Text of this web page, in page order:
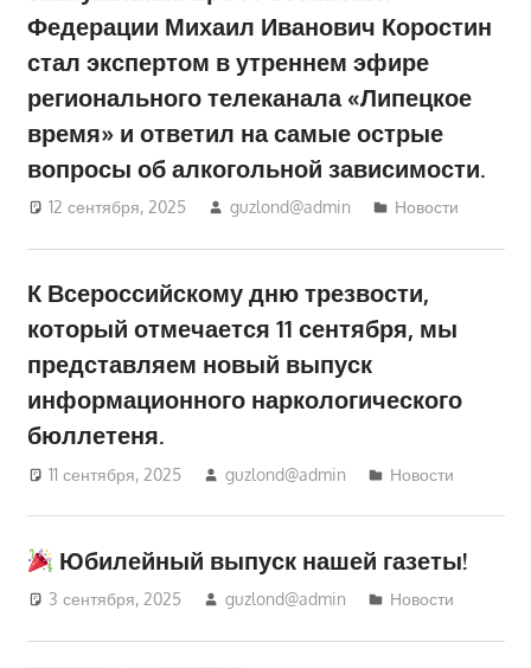
Федерации Михаил Иванович Коростин
стал экспертом в утреннем эфире
регионального телеканала «Липецкое
время» и ответил на самые острые
вопросы об алкогольной зависимости.
12 сентября, 2025 guzlond@admin Новости
К Всероссийскому дню трезвости,
который отмечается 11 сентября, мы
представляем новый выпуск
информационного наркологического
бюллетеня.
11 сентября, 2025 guzlond@admin Новости
Юбилейный выпуск нашей газеты!
3 сентября, 2025 guzlond@admin Новости